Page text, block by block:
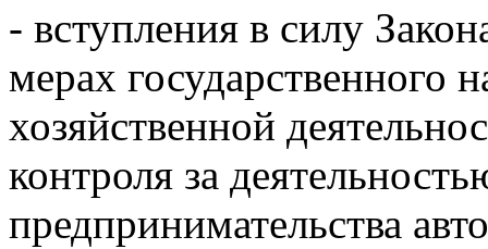
- вступления в силу
мерах государственного
хозяйственной
контроля за
предпринимательства